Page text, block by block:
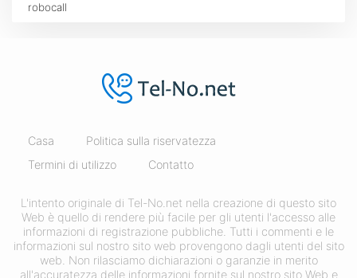
robocall
Casa
Politica sulla riservatezza
Termini di utilizzo
Contatto
L'intento originale di Tel-No.net nella creazione di questo sito
Web è quello di rendere più facile per gli utenti l'accesso alle
informazioni di registrazione pubbliche. Tutti i commenti e le
informazioni sul nostro sito web provengono dagli utenti del sito
web. Non rilasciamo dichiarazioni o garanzie in merito
all'accuratezza delle informazioni fornite sul nostro sito Web e